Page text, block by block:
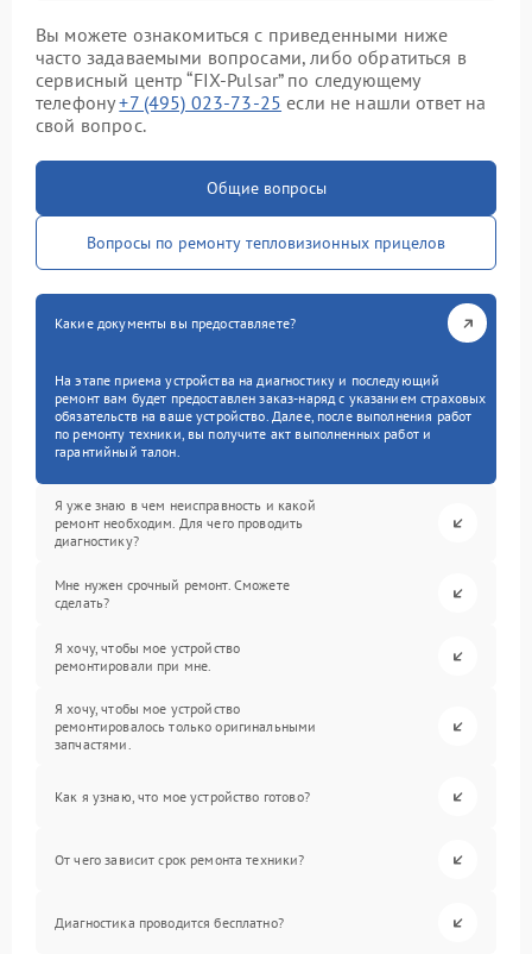
Вы можете ознакомиться с приведенными ниже
часто задаваемыми вопросами, либо обратиться в
сервисный центр “FIX-Pulsar” по следующему
телефону+7 (495) 023-73-25 если не нашли ответ на
свой вопрос.
Общие вопросы
Вопросы по ремонту тепловизионных прицелов
Какие документы вы предоставляете?
На этапе приема устройства на диагностику и последующий
ремонт вам будет предоставлен заказ-наряд с указанием страховых
обязательств на ваше устройство. Далее, после выполнения работ
по ремонту техники, вы получите акт выполненных работ и
гарантийный талон.
Я уже знаю в чем неисправность и какой
ремонт необходим. Для чего проводить
диагностику?
Мне нужен срочный ремонт. Сможете
сделать?
Я хочу, чтобы мое устройство
ремонтировали при мне.
Я хочу, чтобы мое устройство
ремонтировалось только оригинальными
запчастями.
Как я узнаю, что мое устройство готово?
От чего зависит срок ремонта техники?
Диагностика проводится бесплатно?